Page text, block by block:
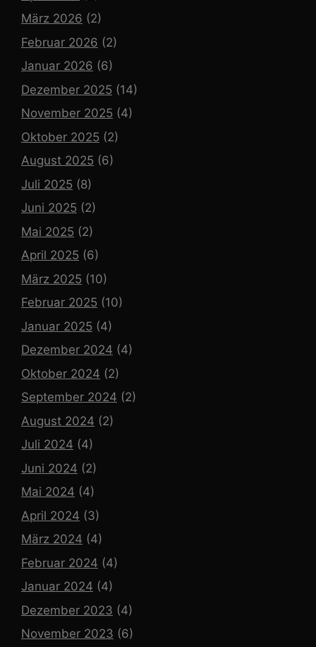
März 2026 (2)
Februar 2026 (2)
Januar 2026 (6)
Dezember 2025 (14)
November 2025 (4)
Oktober 2025 (2)
August 2025 (6)
Juli 2025 (8)
Juni 2025 (2)
Mai 2025 (2)
April 2025 (6)
März 2025 (10)
Februar 2025 (10)
Januar 2025 (4)
Dezember 2024 (4)
Oktober 2024 (2)
September 2024 (2)
August 2024 (2)
Juli 2024 (4)
Juni 2024 (2)
Mai 2024 (4)
April 2024 (3)
März 2024 (4)
Februar 2024 (4)
Januar 2024 (4)
Dezember 2023 (4)
November 2023 (6)